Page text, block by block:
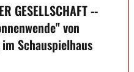
GESELLSCHAFT --
von
Schauspielhaus